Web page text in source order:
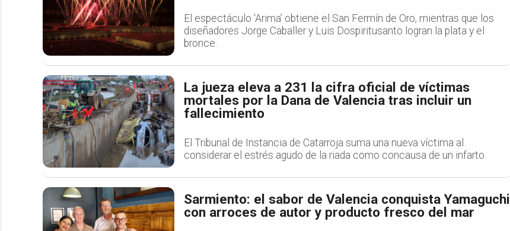
El espectáculo ‘Arima’ obtiene el San Fermín de Oro, mientras que los
diseñadores Jorge Caballer y Luis Dospiritusanto logran la plata y el
bronce.
La jueza eleva a 231 la cifra oficial de víctimas
mortales por la Dana de Valencia tras incluir un
fallecimiento
El Tribunal de Instancia de Catarroja suma una nueva víctima al
considerar el estrés agudo de la riada como concausa de un infarto.
Sarmiento: el sabor de Valencia conquista Yamaguchi
con arroces de autor y producto fresco del mar